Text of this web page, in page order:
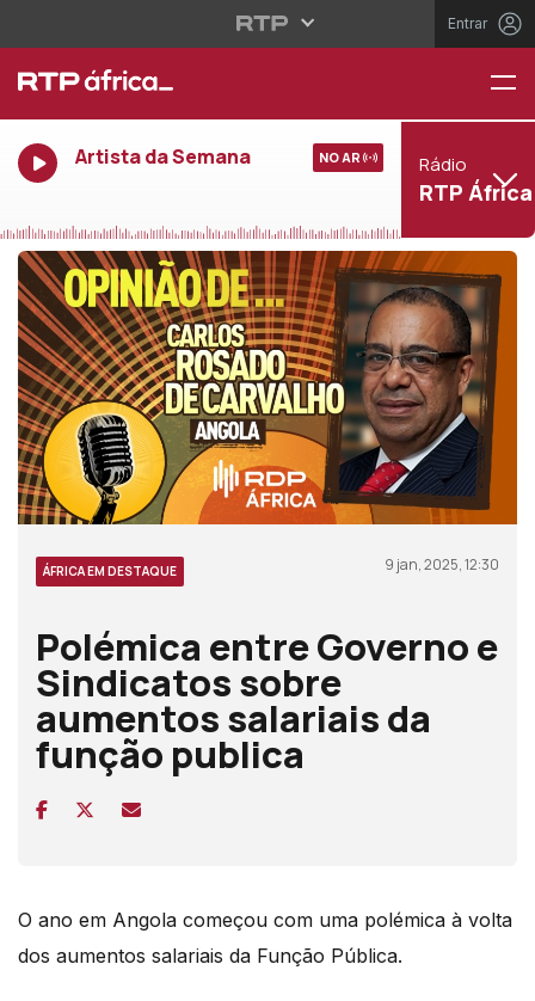
Entrar
Artista da Semana NO AR Rádio
RTP África
ÁFRICA EM DESTAQUE 9 jan, 2025, 12:30
Polémica entre Governo e
Sindicatos sobre
aumentos salariais da
função publica
O ano em Angola começou com uma polémica à volta
dos aumentos salariais da Função Pública.